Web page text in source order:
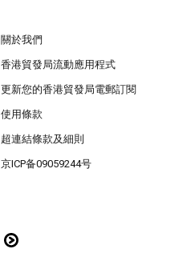
關於我們
香港貿發局流動應用程式
更新您的香港貿發局電郵訂閱
使用條款
超連結條款及細則
京ICP备09059244号